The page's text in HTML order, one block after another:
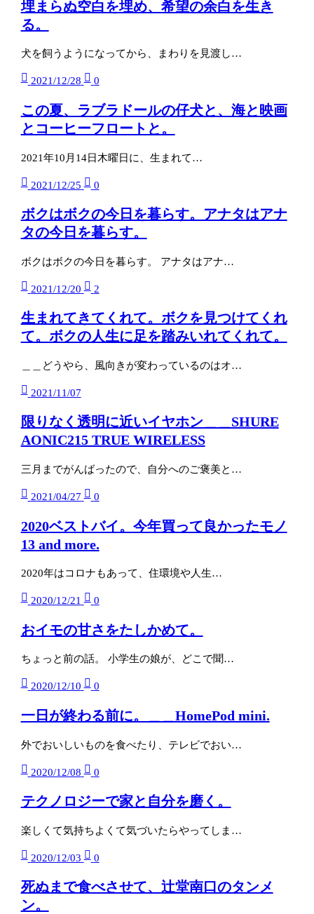
埋まらぬ空白を埋め、希望の余白を生き
る。
犬を飼うようになってから、まわりを見渡し…
2021/12/28 0
この夏、ラブラドールの仔犬と、海と映画
とコーヒーフロートと。
2021年10月14日木曜日に、生まれて…
2021/12/25 0
ボクはボクの今日を暮らす。アナタはアナ
タの今日を暮らす。
ボクはボクの今日を暮らす。 アナタはアナ…
2021/12/20 2
生まれてきてくれて。ボクを見つけてくれ
て。ボクの人生に足を踏みいれてくれて。
＿＿どうやら、風向きが変わっているのはオ…
2021/11/07
限りなく透明に近いイヤホン＿＿SHURE
AONIC215 TRUE WIRELESS
三月までがんばったので、自分へのご褒美と…
2021/04/27 0
2020ベストバイ。今年買って良かったモノ
13 and more.
2020年はコロナもあって、住環境や人生…
2020/12/21 0
おイモの甘さをたしかめて。
ちょっと前の話。 小学生の娘が、どこで聞…
2020/12/10 0
一日が終わる前に。＿＿HomePod mini.
外でおいしいものを食べたり、テレビでおい…
2020/12/08 0
テクノロジーで家と自分を磨く。
楽しくて気持ちよくて気づいたらやってしま…
2020/12/03 0
死ぬまで食べさせて、辻堂南口のタンメ
ン。